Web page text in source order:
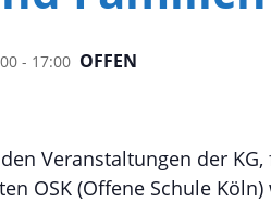
- 17:00 OFFEN
Veranstaltungen der
OSK (Offene Schule